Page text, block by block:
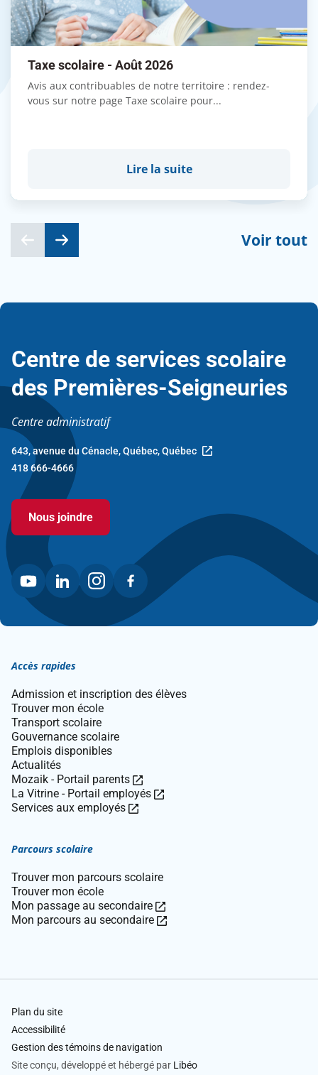
Taxe scolaire - Août 2026
Avis aux contribuables de notre territoire : rendez-
vous sur notre page Taxe scolaire pour...
Lire la suite
Voir tout
Centre de services scolaire
des Premières-Seigneuries
Centre administratif
643, avenue du Cénacle, Québec, Québec
Ce
lien
ouvre
nouvelle
418 666-4666
Nous joindre
Accès rapides
Admission et inscription des élèves
Trouver mon école
Transport scolaire
Gouvernance scolaire
Emplois disponibles
Actualités
Mozaik - Portail parents
Ce
lien
La Vitrine - Portail employés
Ce
Services aux employés
Ce
nouvelle
Parcours scolaire
Trouver mon parcours scolaire
Trouver mon école
Mon passage au secondaire
Ce
lien
Mon parcours au secondaire
Ce
Plan du site
Accessibilité
Gestion des témoins de navigation
Site conçu, développé et hébergé par Libéo